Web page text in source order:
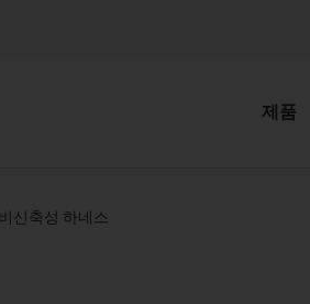
제품
신축성 하네스